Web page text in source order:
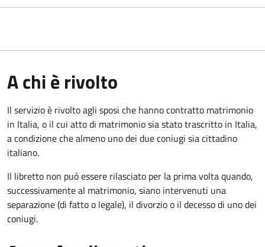
A chi è rivolto
Il servizio è rivolto agli sposi che hanno contratto matrimonio
in Italia, o il cui atto di matrimonio sia stato trascritto in Italia,
a condizione che almeno uno dei due coniugi sia cittadino
italiano.
Il libretto non può essere rilasciato per la prima volta quando,
successivamente al matrimonio, siano intervenuti una
separazione (di fatto o legale), il divorzio o il decesso di uno dei
coniugi.